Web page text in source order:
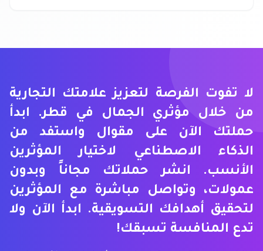
لا تفوت الفرصة لتعزيز علامتك التجارية
من خلال مؤثري الجمال في قطر. ابدأ
حملتك الآن على مقوال واستفد من
الذكاء الاصطناعي لاختيار المؤثرين
الأنسب. انشر حملاتك مجاناً وبدون
عمولات، وتواصل مباشرة مع المؤثرين
لتحقيق أهدافك التسويقية. ابدأ الآن ولا
تدع المنافسة تسبقك!